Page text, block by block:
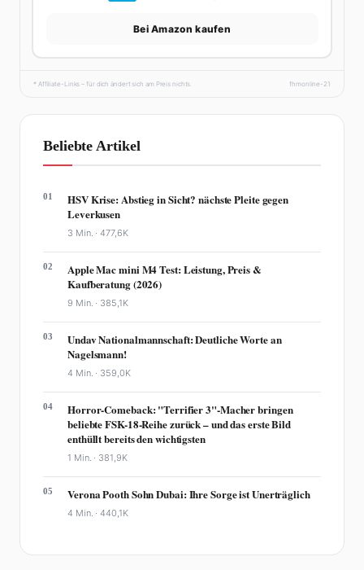
Bei Amazon kaufen
* Affiliate-Links – für dich ändert sich am Preis nichts. fhmonline-21
Beliebte Artikel
01
HSV Krise: Abstieg in Sicht? nächste Pleite gegen
Leverkusen
3 Min. ·477,6K
02
Apple Mac mini M4 Test: Leistung, Preis &
Kaufberatung (2026)
9 Min. · 385,1K
03
Undav Nationalmannschaft: Deutliche Worte an
Nagelsmann!
4 Min. · 359,0K
04
Horror-Comeback: "Terrifier 3"-Macher bringen
beliebte FSK-18-Reihe zurück – und das erste Bild
enthüllt bereits den wichtigsten
1 Min. · 381,9K
05 Verona Pooth Sohn Dubai: Ihre Sorge ist Unerträglich
4 Min. ·440,1K